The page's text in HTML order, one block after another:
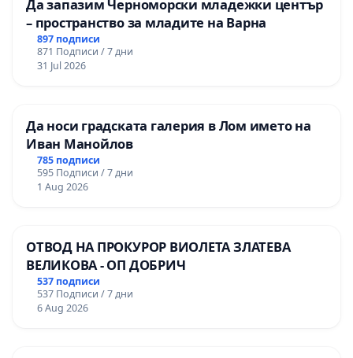
Да запазим Черноморски младежки център
– пространство за младите на Варна
897 подписи
871 Подписи / 7 дни
31 Jul 2026
Да носи градската галерия в Лом името на
Иван Манойлов
785 подписи
595 Подписи / 7 дни
1 Aug 2026
ОТВОД НА ПРОКУРОР ВИОЛЕТА ЗЛАТЕВА
ВЕЛИКОВА - ОП ДОБРИЧ
537 подписи
537 Подписи / 7 дни
6 Aug 2026